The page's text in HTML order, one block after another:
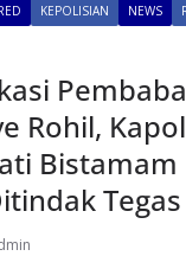
KEPOLISIAN NEWS
Rohil,
Bistamam
Tegas